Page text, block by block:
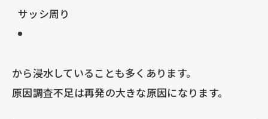
サッシ周り
から浸水していることも多くあります。
原因調査不足は再発の大きな原因になります。